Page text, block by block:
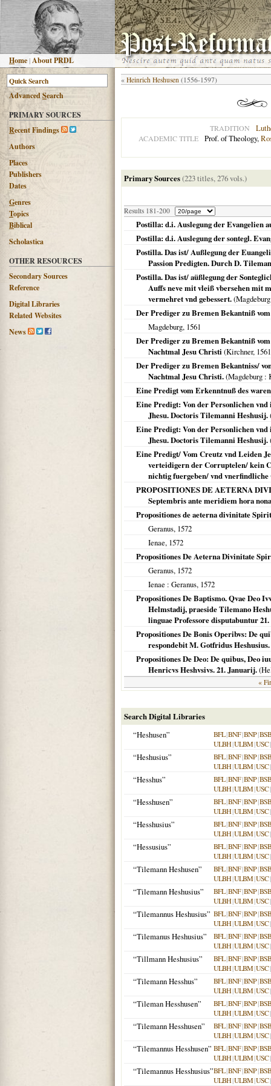
Home |About PRDL
AdvancedSearch
PRIMARY SOURCES
Recent Findings
Authors
Places
Publishers
Dates
Genres
Topics
Biblical
Scholastica
OTHER RESOURCES
Secondary Sources
Reference
Digital Libraries
Related Websites
News
« Heinrich Heshusen (1556-1597)
TRADITION
ACADEMIC TITLE Prof. of Theology,
Primary Sources(223 titles, 276 vols.)
Results 181-200
Postilla: d.i. Auslegung der Evangelien
Postilla: d.i. Auslegung der sontegl.
Postilla. Das ist/ Außlegung der
Passion Predigten. Durch D.
Postilla. Das ist/ aüßlegung der
Auffs neve mit vleiß vbersehen mit
vermehret vnd gebessert.(Magdeburg
Der Prediger zu Bremen Bekantniß
Magdeburg, 1561
Der Prediger zu Bremen Bekantniß
Nachtmal Jesu Christi (Kirchner, 1561
Der Prediger zu Bremen Bekantniss/
Nachtmal Jesu Christi.(Magdeburg :
Eine Predigt vom Erkenntnuß des
Eine Predigt: Von der Personlichen
Jhesu. Doctoris Tilemanni Heshusij.
Eine Predigt: Von der Personlichen
Jhesu. Doctoris Tilemanni Heshusij.
Eine Predigt/ Vom Creutz vnd Leiden
verteidigern der Corruptelen/ kein
nichtig fuergeben/ vnd
PROPOSITIONES DE AETERNA
Septembris ante meridiem hora
Propositiones de aeterna divinitate
Geranus, 1572
Ienae, 1572
Propositiones De Aeterna Divinitate
Geranus, 1572
Ienae : Geranus, 1572
Propositiones De Baptismo. Qvae Deo
Helmstadij, praeside Tilemano
linguae Professore disputabuntur 21.
Propositiones De Bonis Operibvs: De
respondebit M. Gotfridus
Propositiones De Deo: De quibus, Deo
Henricvs Heshvsivs. 21. Januarij.(
«
Search Digital Libraries
“Heshusen”
BFL|BNF|BNP|BSB
ULBH|ULBM|USC|
“Heshusius” BFL|BNF|BNP|BSB
ULBH|ULBM|USC|
“Hesshus” BFL|BNF|BNP|BSB
ULBH|ULBM|USC|
“Hesshusen” BFL|BNF|BNP|BSB
ULBH|ULBM|USC|
“Hesshusius” BFL|BNF|BNP|BSB
ULBH|ULBM|USC|
“Hessusius” BFL|BNF|BNP|BSB
ULBH|ULBM|USC|
“Tilemann Heshusen” BFL|BNF|BNP|BSB
ULBH|ULBM|USC|
“Tilemann Heshusius” BFL|BNF|BNP|BSB
ULBH|ULBM|USC|
“Tilemannus Heshusius” BFL|BNF|BNP|BSB
ULBH|ULBM|USC|
“Tilemanus Heshusius” BFL|BNF|BNP|BSB
ULBH|ULBM|USC|
“Tillmann Heshusius” BFL|BNF|BNP|BSB
ULBH|ULBM|USC|
“Tilemann Hesshus” BFL|BNF|BNP|BSB
ULBH|ULBM|USC|
“Tileman Hesshusen” BFL|BNF|BNP|BSB
ULBH|ULBM|USC|
“Tilemann Hesshusen” BFL|BNF|BNP|BSB
ULBH|ULBM|USC|
“Tilemannus Hesshusen” BFL|BNF|BNP|BSB
ULBH|ULBM|USC|
“Tilemannus Hesshusius”BFL|BNF|BNP|BSB
ULBH|ULBM|USC|